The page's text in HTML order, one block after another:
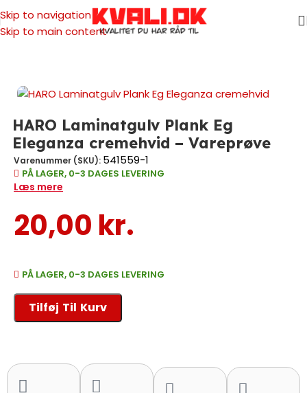
Skip to navigation
Skip to main content
Forside /Vareprøver
HARO Laminatgulv Plank Eg
Eleganza cremehvid – Vareprøve
Varenummer (SKU): 541559-1
PÅ LAGER, 0-3 DAGES LEVERING
Læs mere
20,00 kr.
PÅ LAGER, 0-3 DAGES LEVERING
Tilføj Til Kurv